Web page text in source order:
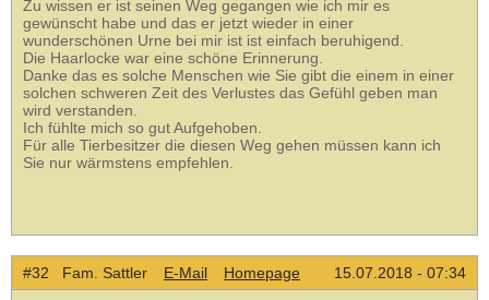
Zu wissen er ist seinen Weg gegangen wie ich mir es
gewünscht habe und das er jetzt wieder in einer
wunderschönen Urne bei mir ist ist einfach beruhigend.
Die Haarlocke war eine schöne Erinnerung.
Danke das es solche Menschen wie Sie gibt die einem in einer
solchen schweren Zeit des Verlustes das Gefühl geben man
wird verstanden.
Ich fühlte mich so gut Aufgehoben.
Für alle Tierbesitzer die diesen Weg gehen müssen kann ich
Sie nur wärmstens empfehlen.
#32 Fam. Sattler E-Mail Homepage 15.07.2018 - 07:34